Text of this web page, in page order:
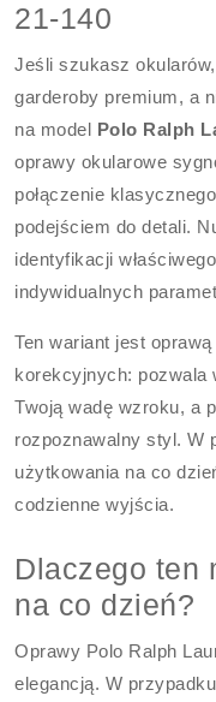
21-140
Jeśli szukasz
garderoby premium, a
na model Polo Ralph
oprawy okularowe
połączenie
podejściem do detali.
identyfikacji
indywidualnych
Ten wariant jest
korekcyjnych: pozwala
Twoją wadę wzroku, a
rozpoznawalny styl. W
użytkowania na co
codzienne wyjścia.
Dlaczego ten
na co dzień?
Oprawy Polo Ralph
elegancją. W